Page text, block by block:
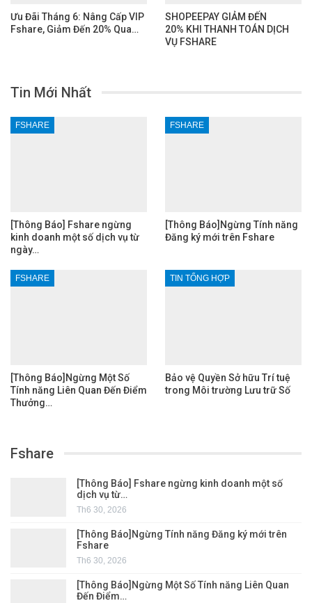
Ưu Đãi Tháng 6: Nâng Cấp VIP
Fshare, Giảm Đến 20% Qua…
SHOPEEPAY GIẢM ĐẾN
20% KHI THANH TOÁN DỊCH
VỤ FSHARE
Tin Mới Nhất
FSHARE
[Thông Báo] Fshare ngừng
kinh doanh một số dịch vụ từ
ngày…
FSHARE
[Thông Báo]Ngừng Tính năng
Đăng ký mới trên Fshare
FSHARE
[Thông Báo]Ngừng Một Số
Tính năng Liên Quan Đến Điểm
Thưởng…
TIN TỔNG HỢP
Bảo vệ Quyền Sở hữu Trí tuệ
trong Môi trường Lưu trữ Số
Fshare
[Thông Báo] Fshare ngừng kinh doanh một số
dịch vụ từ…
Th6 30, 2026
[Thông Báo]Ngừng Tính năng Đăng ký mới trên
Fshare
Th6 30, 2026
[Thông Báo]Ngừng Một Số Tính năng Liên Quan
Đến Điểm…